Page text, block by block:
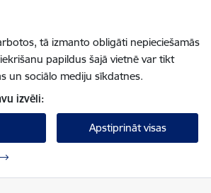
tā izmanto obligāti nepieciešamās
papildus šajā vietnē var tikt
un sociālo mediju sīkdatnes.
izvēli:
Apstiprināt visas